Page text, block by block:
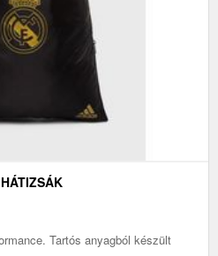
Tartós anyagból készült